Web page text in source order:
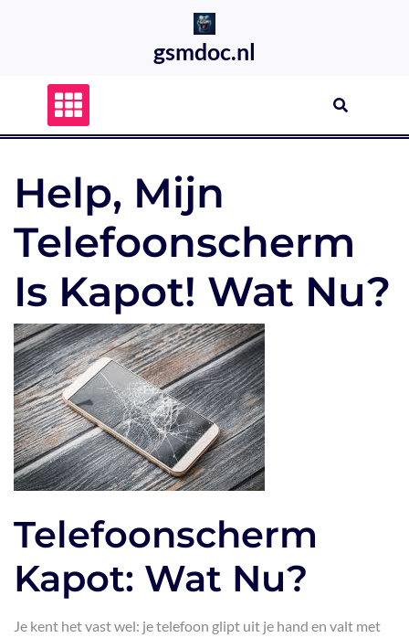
gsmdoc.nl
Help, Mijn
Telefoonscherm
Is Kapot! Wat Nu?
Telefoonscherm
Kapot: Wat Nu?
Je kent het vast wel: je telefoon glipt uit je hand en valt met